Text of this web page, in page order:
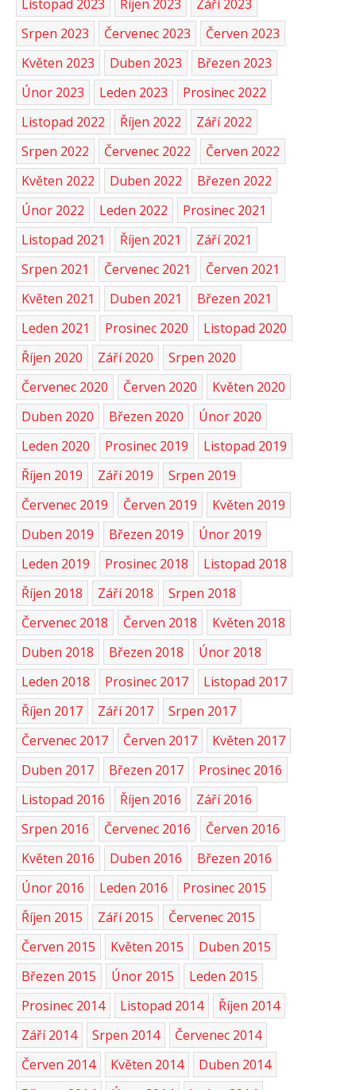
Listopad 2023
Říjen 2023
Září 2023
Srpen 2023
Červenec 2023
Červen 2023
Květen 2023
Duben 2023
Březen 2023
Únor 2023
Leden 2023
Prosinec 2022
Listopad 2022
Říjen 2022
Září 2022
Srpen 2022
Červenec 2022
Červen 2022
Květen 2022
Duben 2022
Březen 2022
Únor 2022
Leden 2022
Prosinec 2021
Listopad 2021
Říjen 2021
Září 2021
Srpen 2021
Červenec 2021
Červen 2021
Květen 2021
Duben 2021
Březen 2021
Leden 2021
Prosinec 2020
Listopad 2020
Říjen 2020
Září 2020
Srpen 2020
Červenec 2020
Červen 2020
Květen 2020
Duben 2020
Březen 2020
Únor 2020
Leden 2020
Prosinec 2019
Listopad 2019
Říjen 2019
Září 2019
Srpen 2019
Červenec 2019
Červen 2019
Květen 2019
Duben 2019
Březen 2019
Únor 2019
Leden 2019
Prosinec 2018
Listopad 2018
Říjen 2018
Září 2018
Srpen 2018
Červenec 2018
Červen 2018
Květen 2018
Duben 2018
Březen 2018
Únor 2018
Leden 2018
Prosinec 2017
Listopad 2017
Říjen 2017
Září 2017
Srpen 2017
Červenec 2017
Červen 2017
Květen 2017
Duben 2017
Březen 2017
Prosinec 2016
Listopad 2016
Říjen 2016
Září 2016
Srpen 2016
Červenec 2016
Červen 2016
Květen 2016
Duben 2016
Březen 2016
Únor 2016
Leden 2016
Prosinec 2015
Říjen 2015
Září 2015
Červenec 2015
Červen 2015
Květen 2015
Duben 2015
Březen 2015
Únor 2015
Leden 2015
Prosinec 2014
Listopad 2014
Říjen 2014
Září 2014
Srpen 2014
Červenec 2014
Červen 2014
Květen 2014
Duben 2014